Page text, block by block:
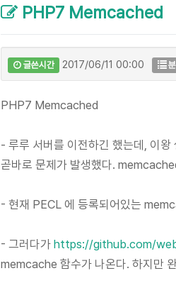
PHP7 Memcached
글쓴시간 2017/06/11 00:00
PHP7 Memcached
- 루루 서버를 이전하긴 했는데, 이
곧바로 문제가 발생했다.
- 현재 PECL 에 등록되어있는
- 그러다가 https://github.com/
memcache 함수가 나온다. 하지만